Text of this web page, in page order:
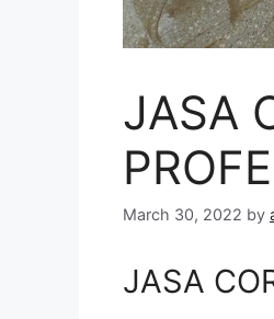
JASA
March 30, 2022 by
JASA